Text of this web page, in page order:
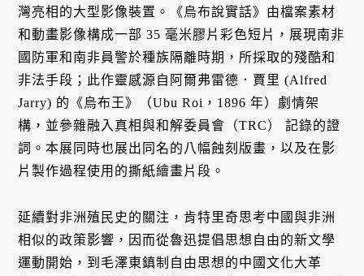
灣亮相的大型影像裝置。《烏布說實話》由檔案素材
和動畫影像構成一部 35 毫米膠片彩色短片，展現南非
國防軍和南非員警於種族隔離時期，所採取的殘酷和
非法手段；此作靈感源自阿爾弗雷德．賈里 (Alfred
Jarry) 的《烏布王》（Ubu Roi，1896 年）劇情架
構，並參雜融入真相與和解委員會（TRC） 記錄的證
詞。本展同時也展出同名的八幅蝕刻版畫，以及在影
片製作過程使用的撕紙繪畫片段。
延續對非洲殖民史的關注，肯特里奇思考中國與非洲
相似的政策影響，因而從魯迅提倡思想自由的新文學
運動開始，到毛澤東鎮制自由思想的中國文化大革